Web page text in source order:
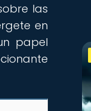
las
en
papel